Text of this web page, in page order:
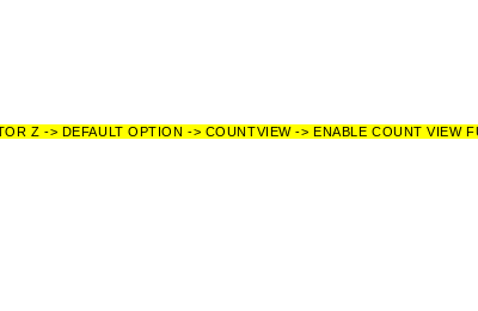
Z -> DEFAULT OPTION -> COUNTVIEW -> ENABLE COUNT VIEW